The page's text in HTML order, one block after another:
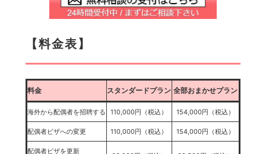
【料金表】
料金 スタンダードプラン 全部おまかせプラン
海外から配偶者を招聘する 110,000円（税込） 154,000円（税込）
配偶者ビザへの変更 110,000円（税込） 154,000円（税込）
配偶者ビザを更新